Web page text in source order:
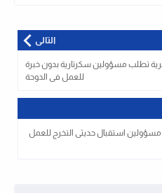
التالى
تطلب مسؤولين سكرتارية بدون خبرة
للعمل فى الدوحة
استقبال حديثى التخرج للعمل